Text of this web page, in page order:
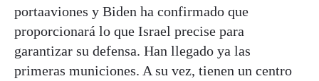
portaaviones y Biden ha confirmado que
proporcionará lo que Israel precise para
garantizar su defensa. Han llegado ya las
primeras municiones. A su vez, tienen un centro